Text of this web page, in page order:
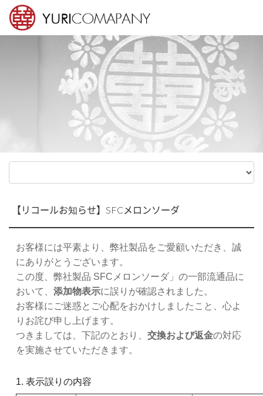
【リコールお知らせ】SFCメロンソーダ
お客様には平素より、弊社製品をご愛顧いただき、誠
にありがとうございます。
この度、弊社製品 SFCメロンソーダ」の一部流通品に
おいて、 添加物表示に誤りが確認されました。
お客様にご迷惑とご心配をおかけしましたこと、心よ
りお詫び申し上げます。
つきましては、下記のとおり、 交換および返金の対応
を実施させていただきます。
1. 表示誤りの内容